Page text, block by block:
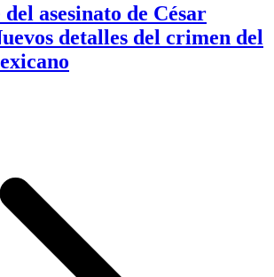
del asesinato de César
detalles del crimen del